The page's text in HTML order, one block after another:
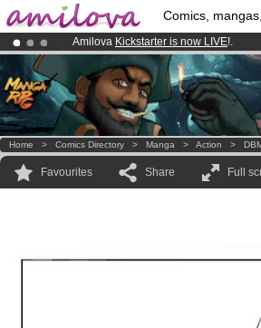
Comics,
Amilova Kickstarter is now LIVE!.
Already 100000membersand 1000
Premium membership from3.95 euros
Home > Comics Directory > Manga > Action >
Favourites Share Full